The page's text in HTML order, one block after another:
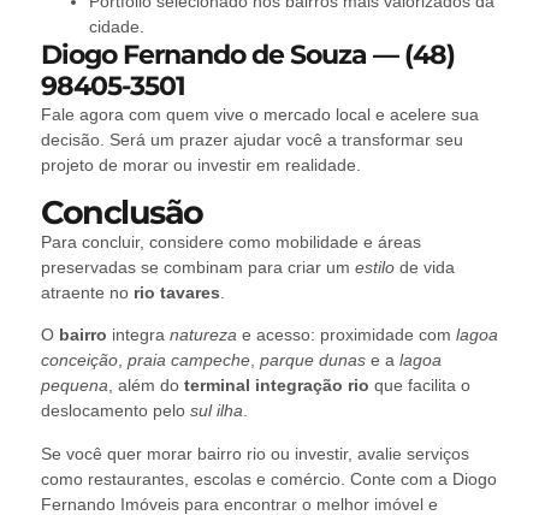
cidade.
Diogo Fernando de Souza — (48)
98405-3501
Fale agora com quem vive o mercado local e acelere sua
decisão. Será um prazer ajudar você a transformar seu
projeto de morar ou investir em realidade.
Conclusão
Para concluir, considere como mobilidade e áreas
preservadas se combinam para criar um estilo de vida
atraente no rio tavares
O bairro integra natureza e acesso: proximidade com lagoa
conceição, praia campeche, parque dunas e a lagoa
pequena, além do terminal integração rio que facilita o
deslocamento pelo sul ilha.
Se você quer morar bairro rio ou investir, avalie serviços
como restaurantes, escolas e comércio. Conte com a Diogo
Fernando Imóveis para encontrar o melhor imóvel e